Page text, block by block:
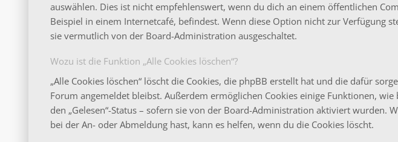
auswählen. Dies ist nicht empfehlenswert, wenn du dich an einem öffentlichen
Beispiel in einem Internetcafé, befindest. Wenn diese Option nicht zur Verfügung
sie vermutlich von der Board-Administration ausgeschaltet.
Wozu ist die Funktion „Alle Cookies löschen“?
„Alle Cookies löschen“ löscht die Cookies, die phpBB erstellt hat und die dafür
Forum angemeldet bleibst. Außerdem ermöglichen Cookies einige Funktionen, wie
den „Gelesen“-Status – sofern sie von der Board-Administration aktiviert wurden.
bei der An- oder Abmeldung hast, kann es helfen, wenn du die Cookies löscht.